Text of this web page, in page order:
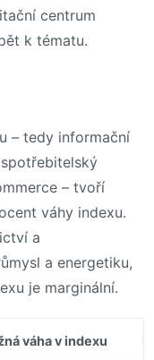
centrum
k tématu.
– tedy informační
– tvoří
váhy indexu.
a
a energetiku,
je marginální.
váha v indexu